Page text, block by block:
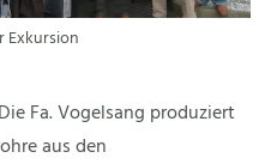
Exkursion
Fa. Vogelsang produziert
aus den